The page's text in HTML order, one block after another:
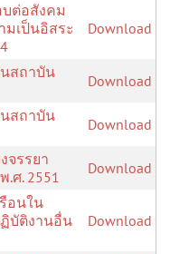
ต่อสังคม
เป็นอิสระ
Download
สถาบัน
Download
สถาบัน
Download
จรรยา
ศ. 2551
Download
อนใน
บัติงานอื่น
Download